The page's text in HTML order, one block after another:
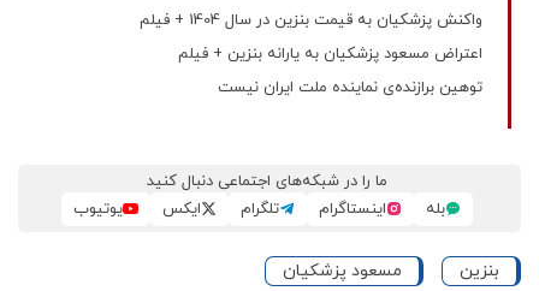
واکنش پزشکیان به قیمت بنزین در سال 1404 + فیلم
اعتراض مسعود پزشکیان به یارانه بنزین + فیلم
توهین برازنده‌ی نماینده ملت ایران نیست
ما را در شبکه‌های اجتماعی دنبال کنید
بله
اینستاگرام تلگرام ایکس یوتیوب
بنزین مسعود پزشکیان